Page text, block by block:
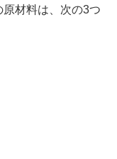
材料は、次の3つ